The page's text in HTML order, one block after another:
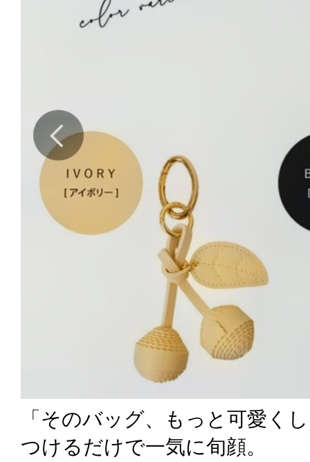
「そのバッグ、もっと可愛く
つけるだけで一気に旬顔。